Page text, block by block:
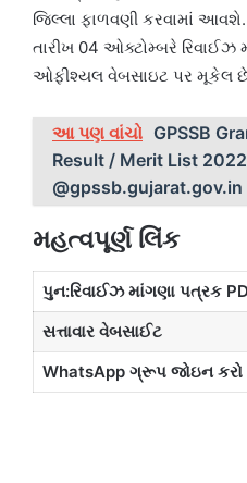
જિલ્લા ફાળવણી કરવામાં
તારીખ 04 ઓક્ટોમ્બરે રિવાઈઝ
ઓફીશ્યલ વેબસાઇટ પર મૂકેલ
આ પણ વાંચો GPSSB
Result / Merit List 2022
@gpssb.gujarat.gov.in
મહત્વપૂર્ણ લિંક
પુન:રિવાઈઝ માંગણા પત્રક
સત્તાવાર વેબસાઈટ
WhatsApp ગ્રૂપ જોઇન કરો